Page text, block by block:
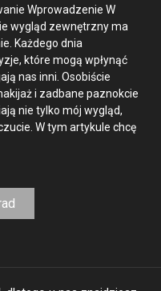
Wprowadzenie W
wygląd zewnętrzny ma
Każdego dnia
które mogą wpłynąć
nas inni. Osobiście
i zadbane paznokcie
nie tylko mój wygląd,
W tym artykule chcę